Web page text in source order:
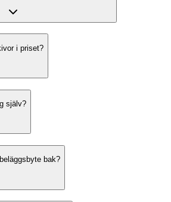
i priset?
själv?
bak?